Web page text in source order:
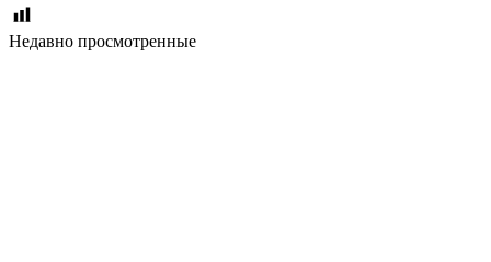
Недавно просмотренные